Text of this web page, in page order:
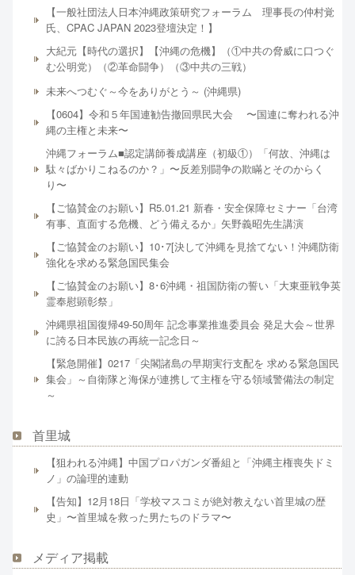
【一般社団法人日本沖縄政策研究フォーラム 理事長の仲村覚
氏、CPAC JAPAN 2023登壇決定！】
大紀元【時代の選択】【沖縄の危機】（①中共の脅威に口つぐ
む公明党）（②革命闘争）（③中共の三戦）
未来へつむぐ～今をありがとう～ (沖縄県)
【0604】令和５年国連勧告撤回県民大会 〜国連に奪われる沖
縄の主権と未来〜
沖縄フォーラム■認定講師養成講座（初級①）「何故、沖縄は
駄々ばかりこねるのか？」〜反差別闘争の欺瞞とそのからく
り〜
【ご協賛金のお願い】R5.01.21 新春・安全保障セミナー「台湾
有事、直面する危機、どう備えるか」矢野義昭先生講演
【ご協賛金のお願い】10･7[決して沖縄を見捨てない！沖縄防衛
強化を求める緊急国民集会
【ご協賛金のお願い】8･6沖縄・祖国防衛の誓い「大東亜戦争英
霊奉慰顕彰祭」
沖縄県祖国復帰49-50周年 記念事業推進委員会 発足大会～世界
に誇る日本民族の再統一記念日～
【緊急開催】0217「尖閣諸島の早期実行支配を 求める緊急国民
集会」～自衛隊と海保が連携して主権を守る領域警備法の制定
～
首里城
【狙われる沖縄】中国プロパガンダ番組と「沖縄主権喪失ドミ
ノ」の論理的連動
【告知】12月18日「学校マスコミが絶対教えない首里城の歴
史」〜首里城を救った男たちのドラマ〜
メディア掲載